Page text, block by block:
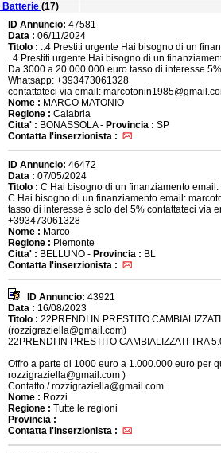
Batterie (17)
ID Annuncio: 47581
Data : 06/11/2024
Titolo : ..4 Prestiti urgente Hai bisogno di un
..4 Prestiti urgente Hai bisogno di un
Da 3000 a 20.000.000 euro tasso di interesse 5%
Whatsapp: +393473061328
contattateci via email:
Nome : MARCO MATONIO
Regione : Calabria
Citta' : BONASSOLA - Provincia : SP
Contatta l'inserzionista :
ID Annuncio: 46472
Data : 07/05/2024
Titolo : C Hai bisogno di un finanziamento
C Hai bisogno di un finanziamento email:
tasso di interesse è solo del 5% contattateci via
+393473061328
Nome : Marco
Regione : Piemonte
Citta' : BELLUNO - Provincia : BL
Contatta l'inserzionista :
ID Annuncio: 43921
Data : 16/08/2023
Titolo : 22PRENDI IN PRESTITO
(rozzigraziella@gmail.com)
22PRENDI IN PRESTITO CAMBIALIZZATI TRA
Offro a parte di 1000 euro a 1.000.000 euro per
rozzigraziella@gmail.com )
Contatto / rozzigraziella@gmail.com
Nome : Rozzi
Regione : Tutte le regioni
Provincia :
Contatta l'inserzionista :